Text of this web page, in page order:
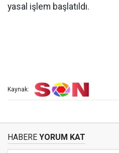
yasal işlem başlatıldı.
Kaynak:
HABERE YORUM KAT